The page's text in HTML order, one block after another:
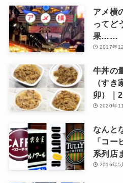
アメ横
ってど
果……
2017年
牛丼の
（す
卯）｜
2020年
なんと
「コ
系列店
2016年5